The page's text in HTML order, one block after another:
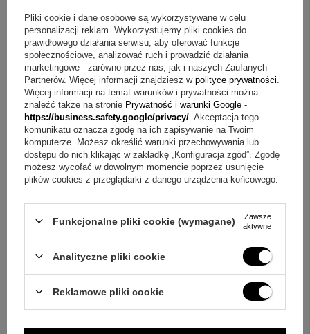
E-mail
Pytanie
Wyślij
OPINIE
5.00
Liczba wystawionych opinii: 17
Napisz swoją opinię
Pliki cookie i dane osobowe są wykorzystywane w celu
personalizacji reklam. Wykorzystujemy pliki cookies do
prawidłowego działania serwisu, aby oferować funkcje
społecznościowe, analizować ruch i prowadzić działania
marketingowe - zarówno przez nas, jak i naszych Zaufanych
Partnerów. Więcej informacji znajdziesz w polityce prywatności
Więcej informacji na temat warunków i prywatności można
znaleźć także na stronie Prywatność i warunki Google -
https://business.safety.google/privacy/ . Akceptacja tego
komunikatu oznacza zgodę na ich zapisywanie na Twoim
komputerze. Możesz określić warunki przechowywania lub
dostępu do nich klikając w zakładkę „Konfiguracja zgód”. Zgodę
możesz wycofać w dowolnym momencie poprzez usunięcie
plików cookies z przeglądarki z danego urządzenia końcowego.
Funkcjonalne pliki cookie (wymagane)
Zawsze
aktywne
Analityczne pliki cookie
Reklamowe pliki cookie